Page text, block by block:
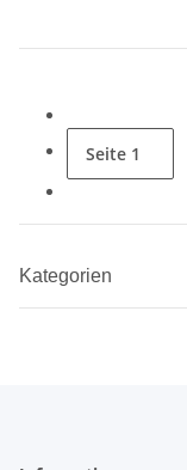
Seite 1
Kategorien